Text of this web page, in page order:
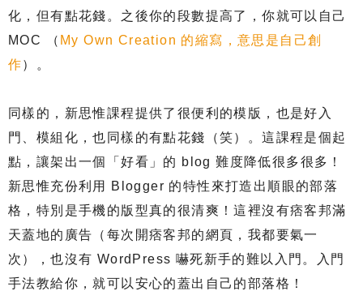
化，但有點花錢。之後你的段數提高了，你就可以自己
MOC （ My Own Creation 的縮寫，意思是自己創
作）。
同樣的，新思惟課程提供了很便利的模版，也是好入
門、模組化，也同樣的有點花錢（笑）。這課程是個起
點，讓架出一個「好看」的 blog 難度降低很多很多！
新思惟充份利用 Blogger 的特性來打造出順眼的部落
格，特別是手機的版型真的很清爽！這裡沒有痞客邦滿
天蓋地的廣告（每次開痞客邦的網頁，我都要氣一
次），也沒有 WordPress 嚇死新手的難以入門。入門
手法教給你，就可以安心的蓋出自己的部落格！